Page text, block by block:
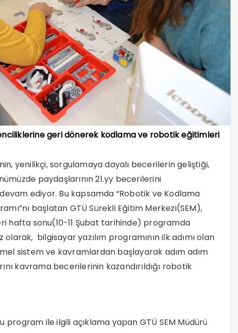
geri dönerek kodlama ve robotik eğitimleri
yenilikçi, sorgulamaya dayalı becerilerin geliştiği,
paydaşlarının 21.yy becerilerini
ediyor. Bu kapsamda “Robotik ve Kodlama
başlatan GTÜ Sürekli Eğitim Merkezi(SEM),
hafta sonu(10-11 Şubat tarihinde) programda
bilgisayar yazılım programının ilk adımı olan
sistem ve kavramlardan başlayarak adım adım
kavrama becerilerinin kazandırıldığı robotik
ile ilgili açıklama yapan GTÜ SEM Müdürü